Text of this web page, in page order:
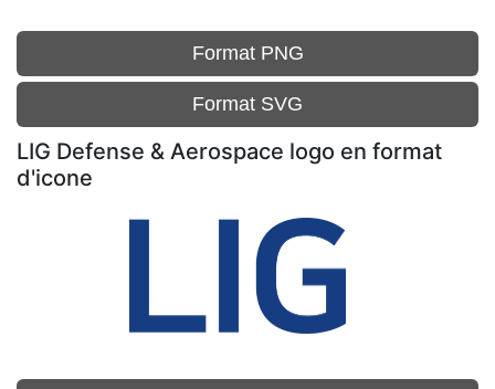
Format PNG
Format SVG
LIG Defense & Aerospace logo en format
d'icone